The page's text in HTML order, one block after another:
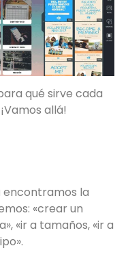
qué sirve cada
allá!
encontramos la
«crear un
«ir a tamaños, «ir a